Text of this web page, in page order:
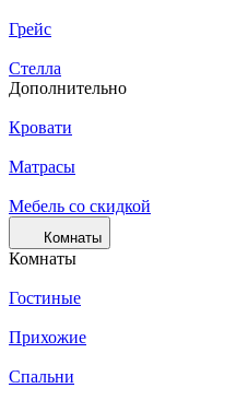
Грейс
Стелла
Дополнительно
Кровати
Матрасы
Мебель со скидкой
Комнаты
Комнаты
Гостиные
Прихожие
Спальни